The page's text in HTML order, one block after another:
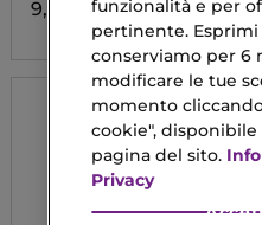
9,50 € funzionalità e per
pertinente. Esprimi
conserviamo per 6
modificare le tue
momento
cookie",
pagina del sito.
Privacy